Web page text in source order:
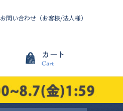
お問い合わせ（お客様/法人様）